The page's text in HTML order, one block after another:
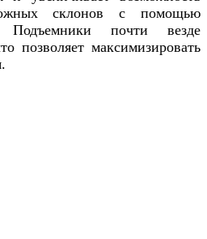
склонов с помощью
Подъемники почти везде
позволяет максимизировать